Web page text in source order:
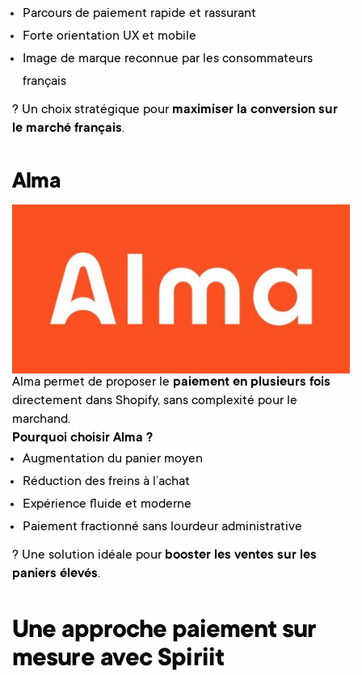
Parcours de paiement rapide et rassurant
Forte orientation UX et mobile
Image de marque reconnue par les consommateurs
français
? Un choix stratégique pour maximiser la conversion sur
le marché français.
Alma
Alma permet de proposer le paiement en plusieurs fois
directement dans Shopify, sans complexité pour le
marchand.
Pourquoi choisir Alma ?
Augmentation du panier moyen
Réduction des freins à l’achat
Expérience fluide et moderne
Paiement fractionné sans lourdeur administrative
? Une solution idéale pour booster les ventes sur les
paniers élevés.
Une approche paiement sur
mesure avec Spiriit